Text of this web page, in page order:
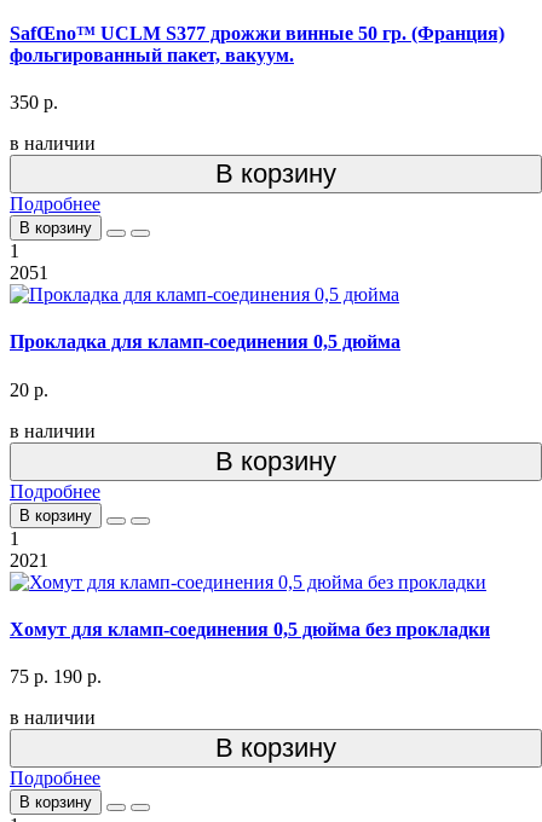
SafŒno™ UCLM S377 дрожжи винные 50 гр. (Франция)
фольгированный пакет, вакуум.
350 р.
в наличии
В корзину
Подробнее
В корзину
1
2051
Прокладка для кламп-соединения 0,5 дюйма
20 р.
в наличии
В корзину
Подробнее
В корзину
1
2021
Хомут для кламп-соединения 0,5 дюйма без прокладки
75 р. 190 р.
в наличии
В корзину
Подробнее
В корзину